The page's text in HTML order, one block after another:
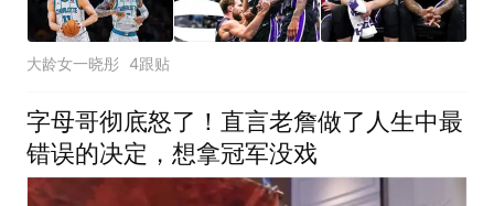
大龄女一晓彤 4跟贴
字母哥彻底怒了！直言老詹做了人生中最
错误的决定，想拿冠军没戏